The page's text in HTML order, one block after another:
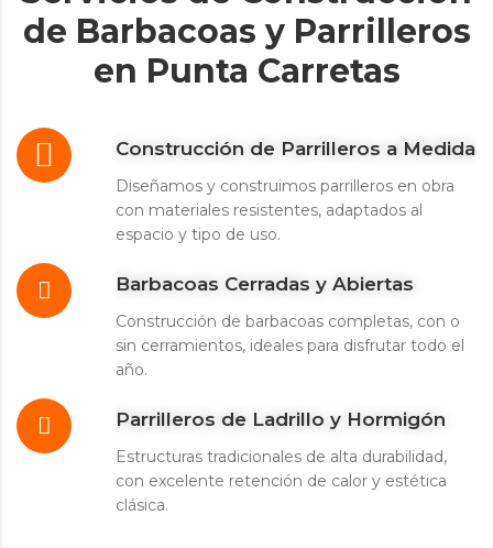
de Barbacoas y Parrilleros
en Punta Carretas
Construcción de Parrilleros a Medida
Diseñamos y construimos parrilleros en obra
con materiales resistentes, adaptados al
espacio y tipo de uso.
Barbacoas Cerradas y Abiertas
Construcción de barbacoas completas, con o
sin cerramientos, ideales para disfrutar todo el
año.
Parrilleros de Ladrillo y Hormigón
Estructuras tradicionales de alta durabilidad,
con excelente retención de calor y estética
clásica.